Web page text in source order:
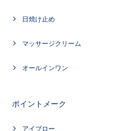
日焼け止め
マッサージクリーム
オールインワン
ポイントメーク
アイブロー